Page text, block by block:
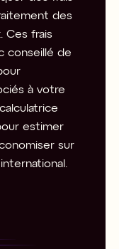
des
Ces frais
conseillé de
à votre
estimer
sur